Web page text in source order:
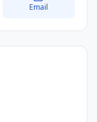
Email